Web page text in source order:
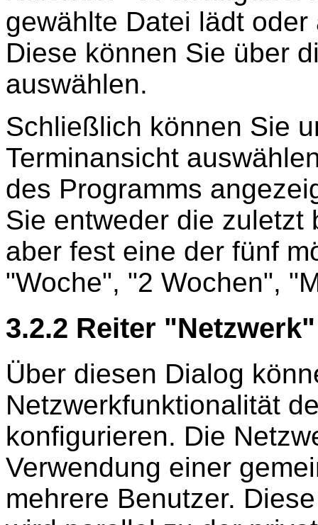
gewählte Datei lädt
Diese können Sie über
auswählen.
Schließlich können Sie
Terminansicht
des Programms
Sie entweder die zuletzt
aber fest eine der fünf
"Woche", "2 Wochen",
3.2.2 Reiter "Netzwerk"
Über diesen Dialog
Netzwerkfunktionalität
konfigurieren. Die
Verwendung einer
mehrere Benutzer.